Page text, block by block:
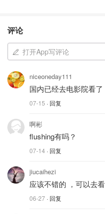
《给阿嬷的情书》北
之前预告的6月26日北美档
《给阿嬷的情书》将作为第
（NYAFF）闭幕影片，于
8:30
棒，计划在今年 9 月将这
评论
打开App写评论
niceoneday111
国内已经去电影院看了
07-15 · 回复
啊彬
flushing有吗？
07-14 · 回复
jiucaihezi
应该不错的 ，可以去
06-27 · 回复